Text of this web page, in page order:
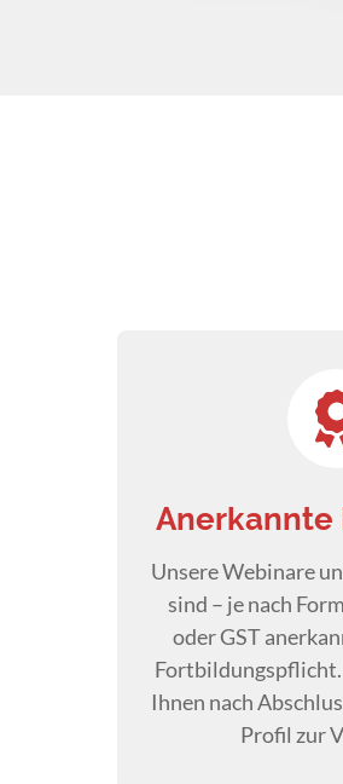
Unsere Webinare
sind – je nach
oder GST
Ihnen nach
Profil zur